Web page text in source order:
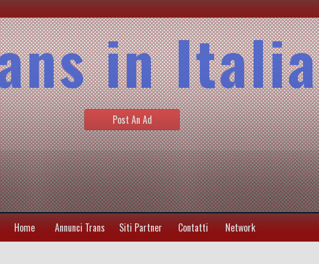
in Italia
Post An Ad
Home Annunci Trans Siti Partner Contatti Network